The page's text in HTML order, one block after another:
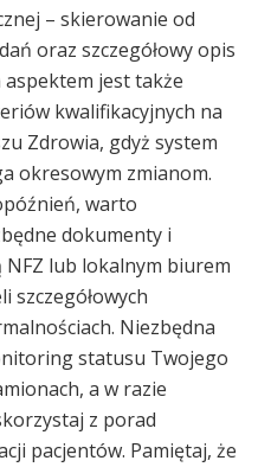
– skierowanie od
oraz szczegółowy opis
jest także
kwalifikacyjnych na
Zdrowia, gdyż system
okresowym zmianom.
warto
dokumenty i
lub lokalnym biurem
szczegółowych
Niezbędna
statusu Twojego
a w razie
z porad
pacjentów. Pamiętaj, że